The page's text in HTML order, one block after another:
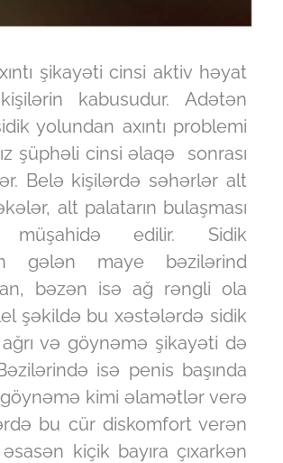
şikayəti cinsi aktiv həyat
kabusudur. Adətən
yolundan axıntı problemi
şüphəli cinsi əlaqə sonrası
Belə kişilərdə səhərlər alt
alt palatarın bulaşması
müşahidə edilir. Sidik
gələn maye bəzilərind
bəzən isə ağ rəngli ola
şəkildə bu xəstələrdə sidik
ağrı və göynəmə şikayəti də
isə penis başında
göynəmə kimi əlamətlər verə
bu cür diskomfort verən
kiçik bayıra çıxarkən